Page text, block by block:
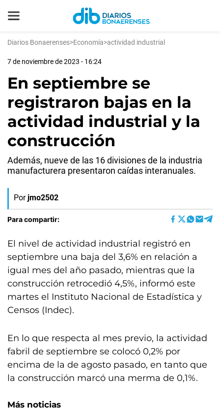
Diarios Bonaerenses>Economía>actividad industrial
7 de noviembre de 2023 - 16:24
En septiembre se
registraron bajas en la
actividad industrial y la
construcción
Además, nueve de las 16 divisiones de la industria
manufacturera presentaron caídas interanuales.
Por jmo2502
Para compartir:
El nivel de actividad industrial registró en
septiembre una baja del 3,6% en relación a
igual mes del año pasado, mientras que la
construcción retrocedió 4,5%, informó este
martes el Instituto Nacional de Estadística y
Censos (Indec).
En lo que respecta al mes previo, la actividad
fabril de septiembre se colocó 0,2% por
encima de la de agosto pasado, en tanto que
la construcción marcó una merma de 0,1%.
Más noticias